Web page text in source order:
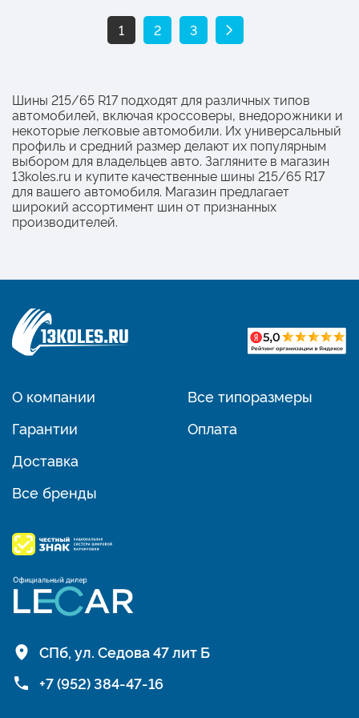
1 2 3
Шины 215/65 R17 подходят для различных типов
автомобилей, включая кроссоверы, внедорожники и
некоторые легковые автомобили. Их универсальный
профиль и средний размер делают их популярным
выбором для владельцев авто. Загляните в магазин
13koles.ru и купите качественные шины 215/65 R17
для вашего автомобиля. Магазин предлагает
широкий ассортимент шин от признанных
производителей.
О компании
Гарантии
Доставка
Все бренды
Все типоразмеры
Оплата
СПб, ул. Седова 47 лит Б
+7 (952) 384-47-16